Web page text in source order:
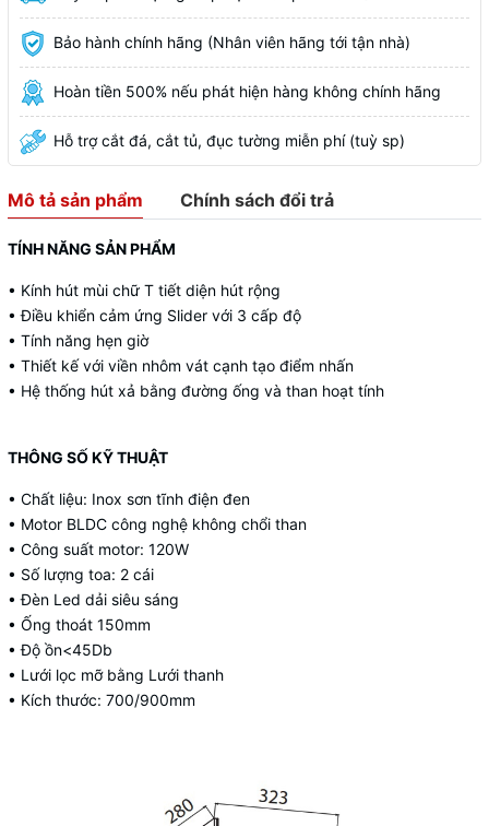
Bảo hành chính hãng (Nhân viên hãng tới tận nhà)
Hoàn tiền 500% nếu phát hiện hàng không chính hãng
Hỗ trợ cắt đá, cắt tủ, đục tường miễn phí (tuỳ sp)
Mô tả sản phẩm Chính sách đổi trả
TÍNH NĂNG SẢN PHẨM
• Kính hút mùi chữ T tiết diện hút rộng
• Điều khiển cảm ứng Slider với 3 cấp độ
• Tính năng hẹn giờ
• Thiết kế với viền nhôm vát cạnh tạo điểm nhấn
• Hệ thống hút xả bằng đường ống và than hoạt tính
THÔNG SỐ KỸ THUẬT
• Chất liệu: Inox sơn tĩnh điện đen
• Motor BLDC công nghệ không chổi than
• Công suất motor: 120W
• Số lượng toa: 2 cái
• Đèn Led dải siêu sáng
• Ống thoát 150mm
• Độ ồn<45Db
• Lưới lọc mỡ bằng Lưới thanh
• Kích thước: 700/900mm